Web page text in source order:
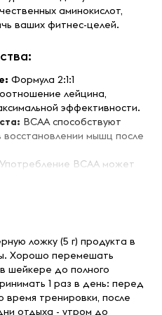
аминокислот,
ваших фитнес-целей.
Формула 2:1:1
лейцина,
эффективности.
BCAA способствуют
восстановлении мышц после
Употребление BCAA может
ткани во время
вкус делает прием
ложку (5 г) продукта в
Хорошо перемешать
шейкере до полного
1 раз в день: перед
время тренировки, после
отдыха - утром до